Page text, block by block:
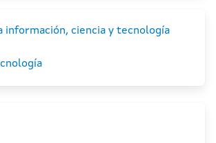
información, ciencia y tecnología